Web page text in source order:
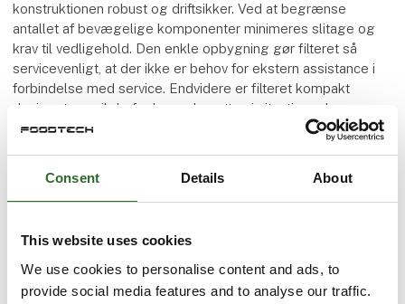
Consent Details About
This website uses cookies
We use cookies to personalise content and ads, to
provide social media features and to analyse our traffic.
konstruktionen robust og driftsikker. Ved at begrænse
antallet af bevægelige komponenter minimeres slitage og
krav til vedligehold. Den enkle opbygning gør filteret så
servicevenligt, at der ikke er behov for ekstern assistance i
forbindelse med service. Endvidere er filteret kompakt
designet, og vil derfor kunne benyttes i situationer hvor
højden kan være en begrænsende faktor.
play_arrow